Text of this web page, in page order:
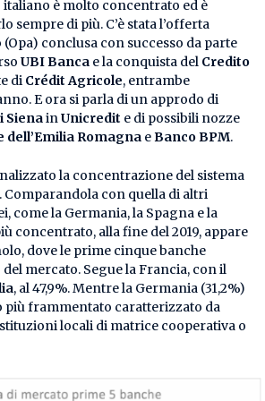
è molto concentrato ed è
sempre di più. C’è stata l’offerta
conclusa con successo da parte
UBI Banca e la conquista del Credito
di Crédit Agricole, entrambe
E ora si parla di un approdo di
SienainUnicredit e di possibili nozze
dell’Emilia Romagna eBanco BPM.
la concentrazione del sistema
con quella di altri
come la Germania, la Spagna e la
concentrato, alla fine del 2019, appare
dove le prime cinque banche
mercato. Segue la Francia, con il
, al 47,9%. Mentre la Germania (31,2%)
più frammentato caratterizzato da
locali di matrice cooperativa o